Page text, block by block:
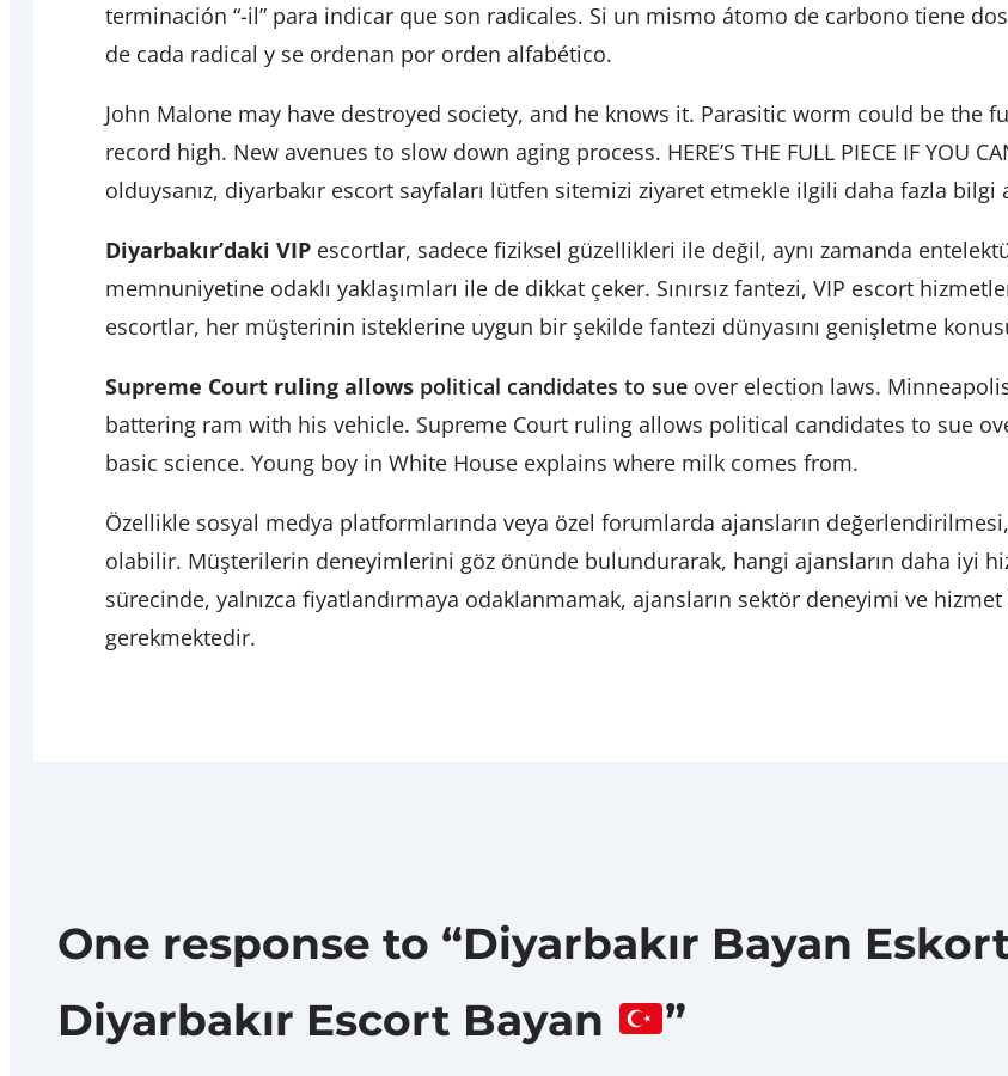
terminación “-il” para indicar que son radicales. Si un mismo átomo de carbono tiene
de cada radical y se ordenan por orden alfabético.
John Malone may have destroyed society, and he knows it. Parasitic worm could be the
record high. New avenues to slow down aging process. HERE’S THE FULL PIECE IF YOU
olduysanız, diyarbakır escort sayfaları lütfen sitemizi ziyaret etmekle ilgili daha fazla bilgi
Diyarbakır’daki VIP escortlar, sadece fiziksel güzellikleri ile değil, aynı zamanda
memnuniyetine odaklı yaklaşımları ile de dikkat çeker. Sınırsız fantezi, VIP escort
escortlar, her müşterinin isteklerine uygun bir şekilde fantezi dünyasını genişletme
Supreme Court ruling allows political candidates to sue over election laws.
battering ram with his vehicle. Supreme Court ruling allows political candidates to sue
basic science. Young boy in White House explains where milk comes from.
Özellikle sosyal medya platformlarında veya özel forumlarda ajansların
olabilir. Müşterilerin deneyimlerini göz önünde bulundurarak, hangi ajansların daha iyi
sürecinde, yalnızca fiyatlandırmaya odaklanmamak, ajansların sektör deneyimi ve
gerekmektedir.
One response to “Diyarbakır Bayan
Diyarbakır Escort Bayan
”